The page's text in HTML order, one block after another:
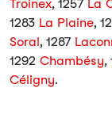
Troinex, 1257 La
1283 La Plaine,
Soral, 1287
1292 Chambésy,
Céligny.